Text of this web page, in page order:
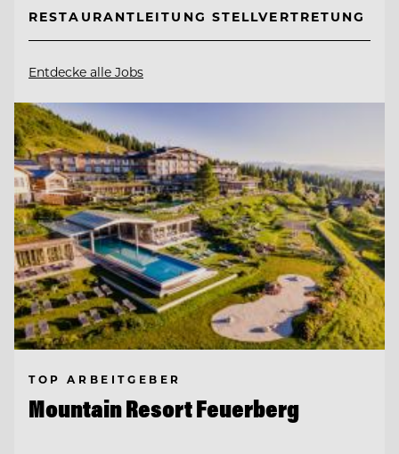
RESTAURANTLEITUNG STELLVERTRETUNG
Entdecke alle Jobs
TOP ARBEITGEBER
Mountain Resort Feuerberg